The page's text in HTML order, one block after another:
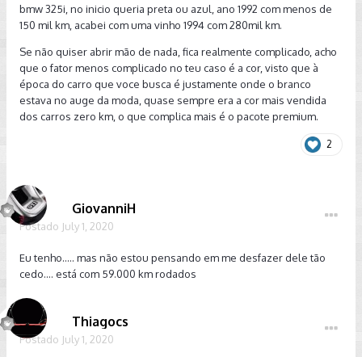
bmw 325i, no inicio queria preta ou azul, ano 1992 com menos de
150 mil km, acabei com uma vinho 1994 com 280mil km.
Se não quiser abrir mão de nada, fica realmente complicado, acho
que o fator menos complicado no teu caso é a cor, visto que à
época do carro que voce busca é justamente onde o branco
estava no auge da moda, quase sempre era a cor mais vendida
dos carros zero km, o que complica mais é o pacote premium.
2
GiovanniH
Postado July 1, 2020
Eu tenho..... mas não estou pensando em me desfazer dele tão
cedo.... está com 59.000 km rodados
Thiagocs
Postado July 1, 2020